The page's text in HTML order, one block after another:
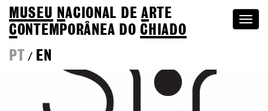
MUSEU NACIONAL DEA RTE
CONTEMPORÂNEA DOCHIADO
PT
/ EN